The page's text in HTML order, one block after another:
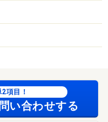
フレンドリー／初期費用
／巡回管理／松阪市立港
／松阪市立鎌田中学校
で１８３０ｍ／スーパーセ
ピングセンター）まで２
（ショッピングセンタ
鳥羽志摩線 東松阪駅徒歩
項目！
い合わせする